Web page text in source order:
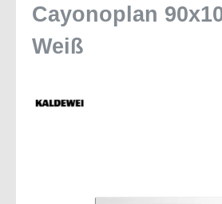
Cayonoplan
Weiß